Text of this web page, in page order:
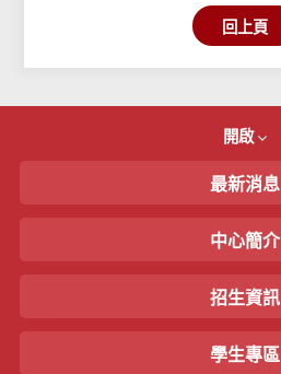
回上頁
開啟
最新消息
中心簡介
招生資訊
學生專區